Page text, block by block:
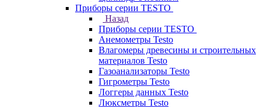
Приборы серии TESTO
Назад
Приборы серии TESTO
Анемометры Testo
Влагомеры древесины и строительных
материалов Testo
Газоанализаторы Testo
Гигрометры Testo
Логгеры данных Testo
Люксметры Testo